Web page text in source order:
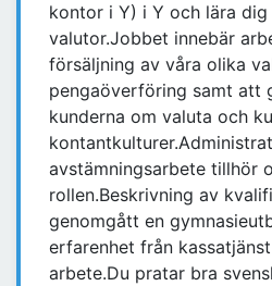
kontor i Y) i Y och lära
valutor.Jobbet innebär
försäljning av våra olika
pengaöverföring samt att
kunderna om valuta och
avstämningsarbete tillhör
rollen.Beskrivning av
genomgått en
erfarenhet från
arbete.Du pratar bra